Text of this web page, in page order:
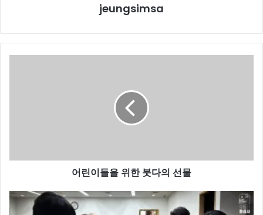
jeungsimsa
다
물
어린이들을 위한 붓다의 선물
중
현